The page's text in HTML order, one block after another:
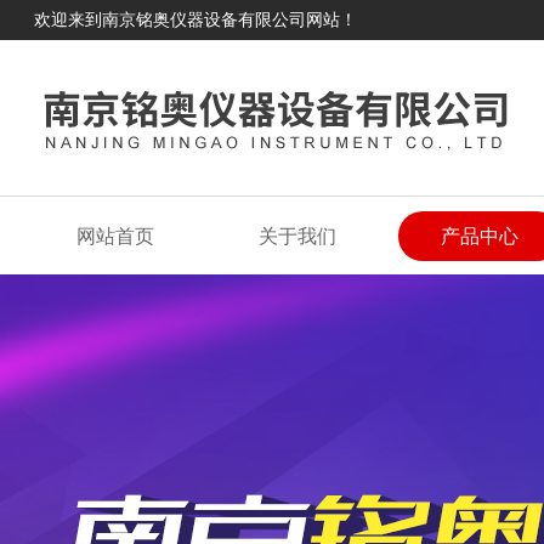
欢迎来到南京铭奥仪器设备有限公司网站！
网站首页 关于我们 产品中心